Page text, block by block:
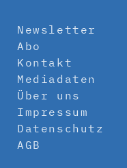
Newsletter
Abo
Kontakt
Mediadaten
Über uns
Impressum
Datenschutz
AGB